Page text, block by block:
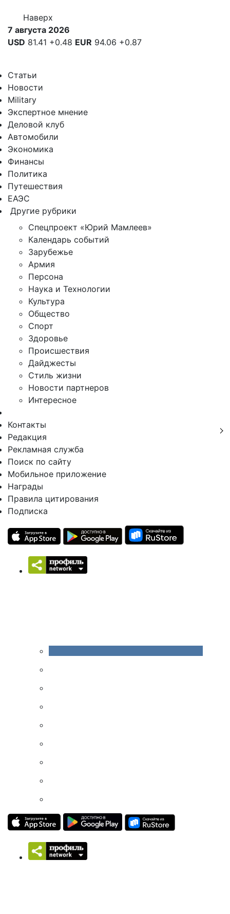
Наверх
7 августа 2026
USD 81.41 +0.48 EUR 94.06 +0.87
Статьи
Новости
Military
Экспертное мнение
Деловой клуб
Автомобили
Экономика
Финансы
Политика
Путешествия
ЕАЭС
Другие рубрики
Спецпроект «Юрий Мамлеев»
Календарь событий
Зарубежье
Армия
Персона
Наука и Технологии
Культура
Общество
Спорт
Здоровье
Происшествия
Дайджесты
Стиль жизни
Новости партнеров
Интересное
Контакты
Редакция
Рекламная служба
Поиск по сайту
Мобильное приложение
Награды
Правила цитирования
Подписка